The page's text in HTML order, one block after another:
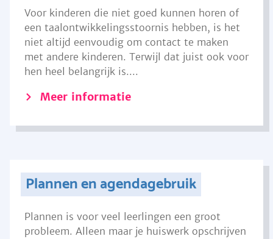
Voor kinderen die niet goed kunnen horen of
een taalontwikkelingsstoornis hebben, is het
niet altijd eenvoudig om contact te maken
met andere kinderen. Terwijl dat juist ook voor
hen heel belangrijk is....
Meer informatie
Plannen en agendagebruik
Plannen is voor veel leerlingen een groot
probleem. Alleen maar je huiswerk opschrijven